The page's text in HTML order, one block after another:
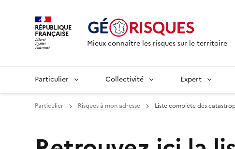
RÉPUBLIQUE
FRANÇAISE
Mieux connaître les risques sur le territoire
Particulier Collectivité Expert
Particulier Risques à mon adresse Liste complète des